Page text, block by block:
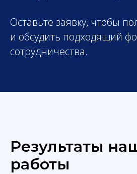
Оставьте заявку, чтобы
и обсудить подходящий
сотрудничества.
Результаты
работы